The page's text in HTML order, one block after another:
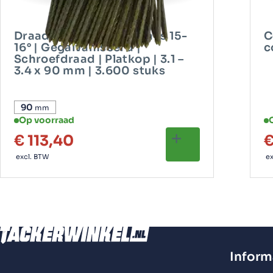
Robuust en
efficiënt
Voor zwaar constructiewerk zijn deze nagels ideaal.
Perfect voor
Draadverbonden coilnails 15-
16° | Gegalvaniseerd |
Schroefdraad | Platkop | 3.1 –
3.4 x 90 mm | 3.600 stuks
90 mm
Op voorraad
€113,40
excl. BTW